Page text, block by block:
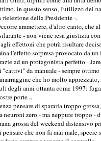
in questo senso, l'utilizzo dei
rielezione della Presidente -.
ammettere, d'altro canto, che
- non viene resa giustizia
effettoni che potrà risultare
l'effetto sorpresa provocato da
ad un protagonista perfetto -
"cattivi" da manuale - sempre
che ho molto
degli anni ottanta come 1997:
porte -.
pensare di spararla troppo
neuroni zero - ma neppure troppo
grossa del weekend distensivo
pensare che non fa mai male,